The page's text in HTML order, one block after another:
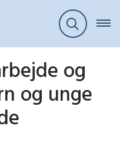
og
og unge